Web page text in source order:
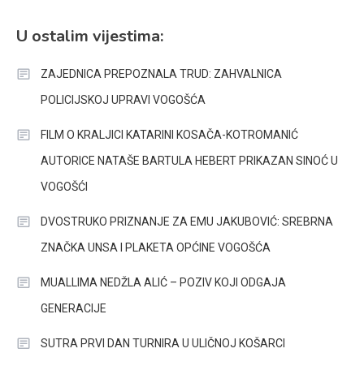
U ostalim vijestima:
ZAJEDNICA PREPOZNALA TRUD: ZAHVALNICA
POLICIJSKOJ UPRAVI VOGOŠĆA
FILM O KRALJICI KATARINI KOSAČA-KOTROMANIĆ
AUTORICE NATAŠE BARTULA HEBERT PRIKAZAN SINOĆ U
VOGOŠĆI
DVOSTRUKO PRIZNANJE ZA EMU JAKUBOVIĆ: SREBRNA
ZNAČKA UNSA I PLAKETA OPĆINE VOGOŠĆA
MUALLIMA NEDŽLA ALIĆ – POZIV KOJI ODGAJA
GENERACIJE
SUTRA PRVI DAN TURNIRA U ULIČNOJ KOŠARCI